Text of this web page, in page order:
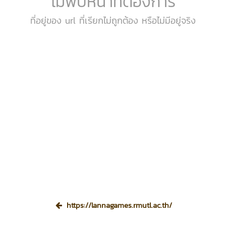
ที่อยู่ของ url ที่เรียกไม่ถูกต้อง หรือไม่มีอยู่จริง
https://lannagames.rmutl.ac.th/